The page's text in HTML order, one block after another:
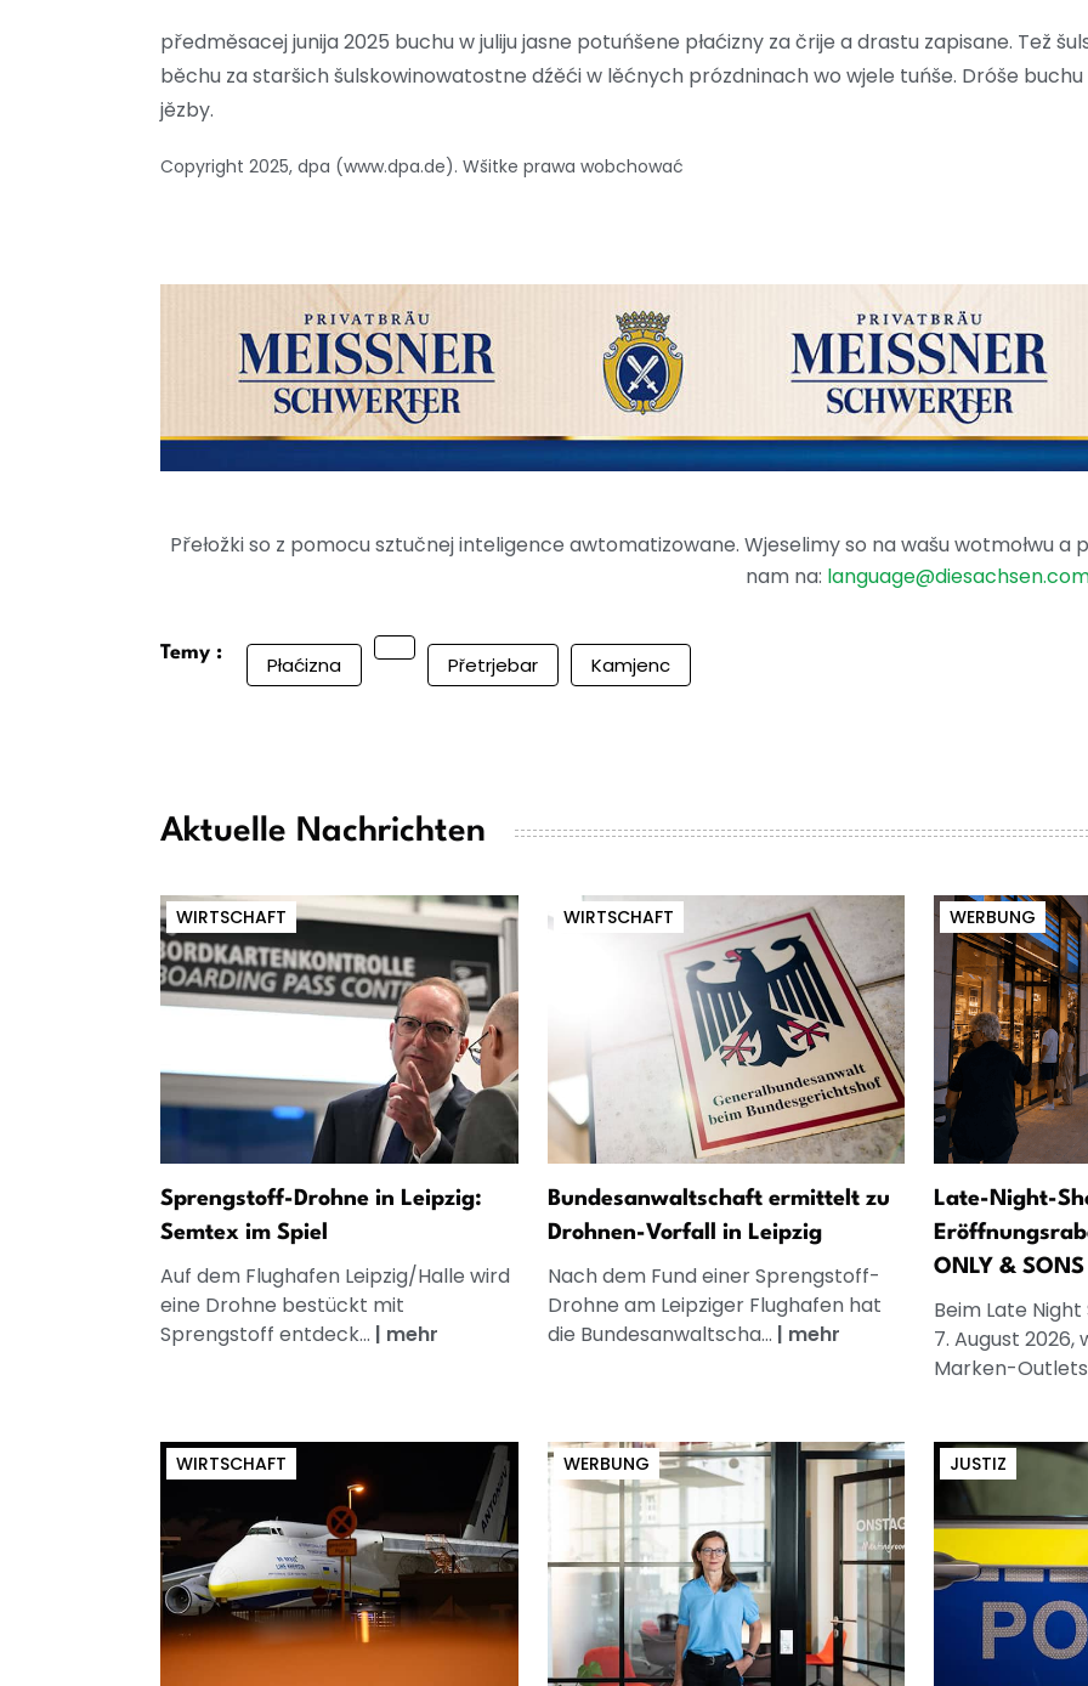
předměsacej junija 2025 buchu w juliju jasne potuńšene płaćizny za črije a drastu zapisane. Tež
běchu za staršich šulskowinowatostne dźěći w lěćnych prózdninach wo wjele tuńše. Dróše
jězby.
Copyright 2025, dpa (www.dpa.de). Wšitke prawa wobchować
Přełožki so z pomocu sztučnej inteligence awtomatizowane. Wjeselimy so na wašu wotmołwu a
nam na:
Temy : Płaćizna Přetrjebar Kamjenc
Aktuelle Nachrichten
WIRTSCHAFT
Sprengstoff-Drohne in Leipzig:
Semtex im Spiel
Auf dem Flughafen Leipzig/Halle wird
eine Drohne bestückt mit
Sprengstoff entdeck... | mehr
WIRTSCHAFT
Bundesanwaltschaft ermittelt zu
Drohnen-Vorfall in Leipzig
Nach dem Fund einer Sprengstoff-
Drohne am Leipziger Flughafen hat
die Bundesanwaltscha... | mehr
WERBUNG
Late-Night-
ONLY & SONS
Beim Late
7. August 2026,
Marken-
WIRTSCHAFT WERBUNG JUSTIZ